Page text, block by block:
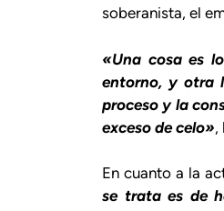
soberanista, el
«Una cosa es
entorno, y otra
proceso y la
exceso de celo»,
En cuanto a la
se trata es de